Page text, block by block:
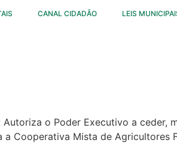
CANAL CIDADÃO LEIS
o Poder Executivo a ceder,
Cooperativa Mista de Agricultores